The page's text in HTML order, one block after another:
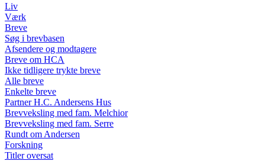
Liv
Værk
Breve
Søg i brevbasen
Afsendere og modtagere
Breve om HCA
Ikke tidligere trykte breve
Alle breve
Enkelte breve
Partner H.C. Andersens Hus
Brevveksling med fam. Melchior
Brevveksling med fam. Serre
Rundt om Andersen
Forskning
Titler oversat